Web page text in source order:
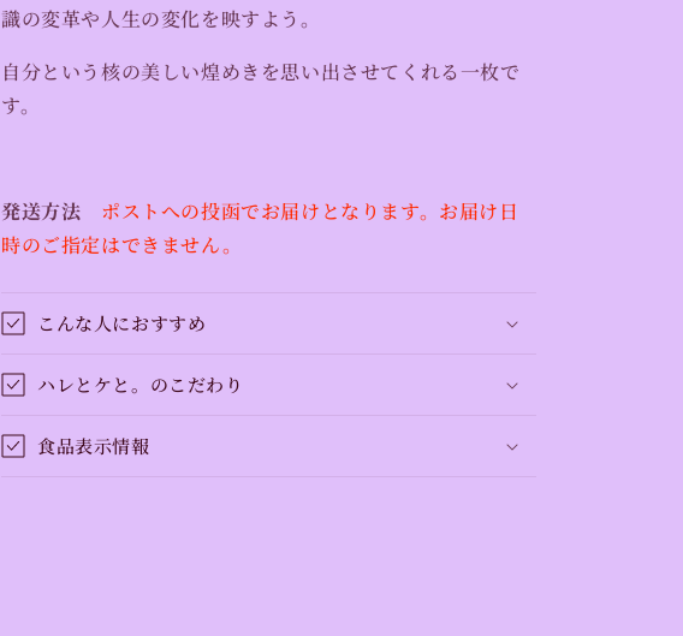
識の変革や人生の変化を映すよう。
自分という核の美しい煌めきを思い出させてくれる一枚で
す。
発送方法
ポストへの投函でお届けとなります。お届け日
時のご指定はできません。
こんな人におすすめ
ハレとケと。のこだわり
食品表示情報